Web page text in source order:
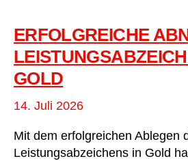
ERFOLGREICHE
GOLD
14. Juli 2026
Mit dem erfolgreichen Ablegen
Leistungsabzeichens in Gold